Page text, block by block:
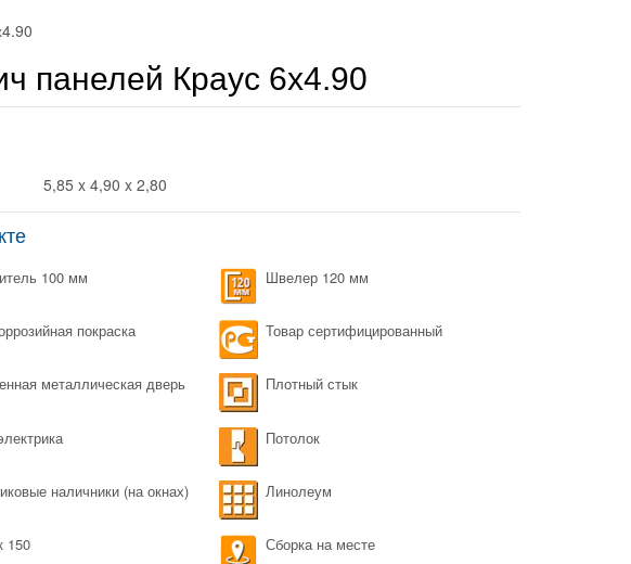
панелей Краус 6х4.90
5,85 x 4,90 x 2,80
100 мм Швелер 120 мм
покраска Товар сертифицированный
металлическая дверь Плотный стык
Потолок
наличники (на окнах) Линолеум
150 Сборка на месте